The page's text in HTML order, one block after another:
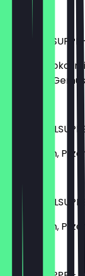
5,90 €
TOM YUM
cremige
Tomaten,
Glasnudeln,
Glasnudeln,
5,90 €